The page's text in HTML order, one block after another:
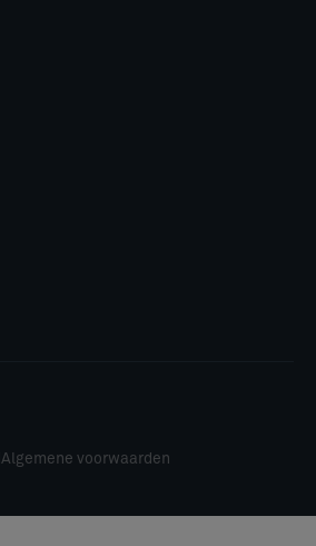
Algemene voorwaarden